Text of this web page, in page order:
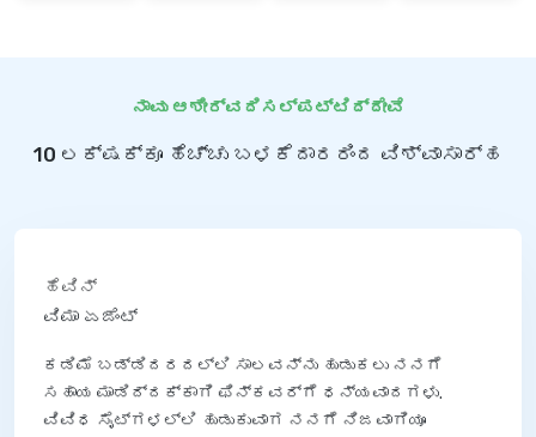
ನಾವು ಆಶೀರ್ವದಿಸಲ್ಪಟ್ಟಿದ್ದೇವೆ
10 ಲಕ್ಷಕ್ಕೂ ಹೆಚ್ಚು ಬಳಕೆದಾರರಿಂದ ವಿಶ್ವಾಸಾರ್ಹ
ಹೆವಿನ್
ವಿಮಾ ಏಜೆಂಟ್
ಕಡಿಮೆ ಬಡ್ಡಿದರದಲ್ಲಿ ಸಾಲವನ್ನು ಹುಡುಕಲು ನನಗೆ
ಸಹಾಯ ಮಾಡಿದ್ದಕ್ಕಾಗಿ ಫಿನ್‌ಕವರ್‌ಗೆ ಧನ್ಯವಾದಗಳು.
ವಿವಿಧ ಸೈಟ್‌ಗಳಲ್ಲಿ ಹುಡುಕುವಾಗ ನನಗೆ ನಿಜವಾಗಿಯೂ